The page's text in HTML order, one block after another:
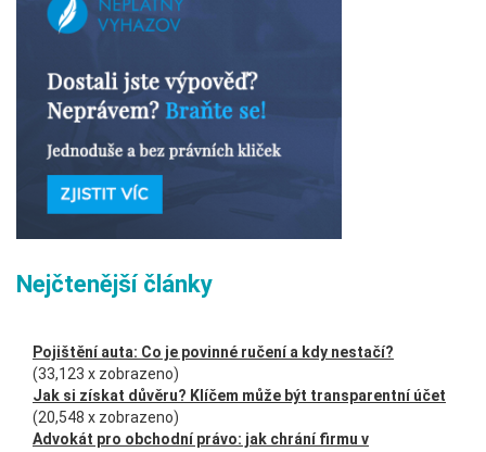
Nejčtenější články
Pojištění auta: Co je povinné ručení a kdy nestačí?
(33,123 x zobrazeno)
Jak si získat důvěru? Klíčem může být transparentní účet
(20,548 x zobrazeno)
Advokát pro obchodní právo: jak chrání firmu v